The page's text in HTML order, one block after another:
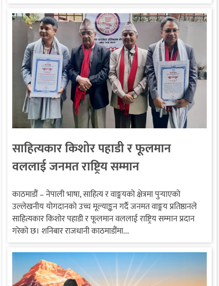
साहित्यकार किशोर पहाडी र फूलमान
वललाई जनमत राष्ट्रिय सम्मान
काठमाडौं – नेपाली भाषा, साहित्य र वाङ्मयको क्षेत्रमा पुर्‍याएको
उल्लेखनीय योगदानको उच्च मूल्याङ्कन गर्दै जनमत वाङ्मय प्रतिष्ठानले
साहित्यकार किशोर पहाडी र फूलमान वललाई राष्ट्रिय सम्मान प्रदान
गरेको छ। शनिबार राजधानी काठमाडौंमा...